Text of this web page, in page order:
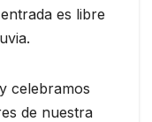
es libre
celebramos
de nuestra